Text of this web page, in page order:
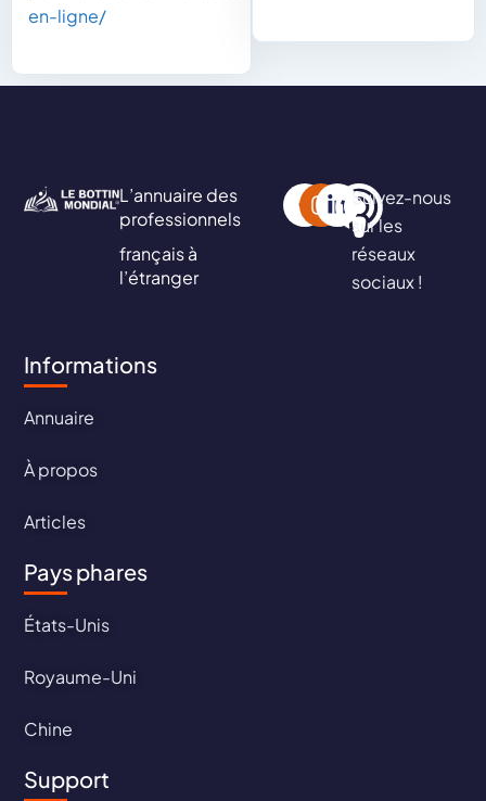
en-ligne/
L’annuaire des
professionnels
français à
l’étranger
Suivez-nous
sur les
réseaux
sociaux !
Informations
Annuaire
À propos
Articles
Pays phares
États-Unis
Royaume-Uni
Chine
Support